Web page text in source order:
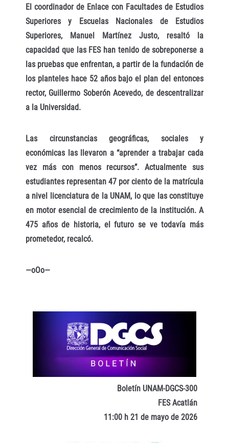
El coordinador de Enlace con Facultades de Estudios
Superiores y Escuelas Nacionales de Estudios
Superiores, Manuel Martínez Justo, resaltó la
capacidad que las FES han tenido de sobreponerse a
las pruebas que enfrentan, a partir de la fundación de
los planteles hace 52 años bajo el plan del entonces
rector, Guillermo Soberón Acevedo, de descentralizar
a la Universidad.
Las circunstancias geográficas, sociales y
económicas las llevaron a “aprender a trabajar cada
vez más con menos recursos”. Actualmente sus
estudiantes representan 47 por ciento de la matrícula
a nivel licenciatura de la UNAM, lo que las constituye
en motor esencial de crecimiento de la institución. A
475 años de historia, el futuro se ve todavía más
prometedor, recalcó.
—oOo—
Boletín UNAM-DGCS-300
FES Acatlán
11:00 h 21 de mayo de 2026